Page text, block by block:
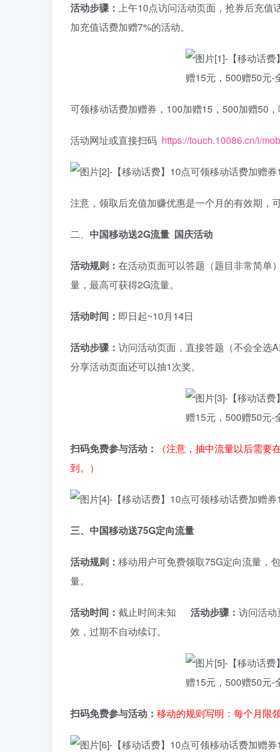
活动步骤： 上午10点访问活动页面，抢券后充值
加充值话费加赠7%的活动。
可领移动话费加赠券，100加赠15，500加赠50
活动网址或直接扫码​ https://touch.10086.cn/i/
注意，领取后充值加赚优惠是一个月的有效期，
二、 中国移动送2G流量 国庆活动
活动规则： 在活动页面可以答题（题目非常简单
量，最高可获得2G流量。
活动时间： 即日起~10月14日
活动步骤： 访问活动页面，直接答题（不会全选
分享活动页面还可以抽1次奖。
扫码免费参与活动：
（注意，抽中流量以后需要
到。）
三、中国移动送75G定向流量
活动规则： 移动用户可免费领取75G定向流量，
量。
活动时间： 截止时间未知 活动步骤： 访问活
效，过期不自动续订。
扫码免费参与活动： 移动的规则写明：每个月限